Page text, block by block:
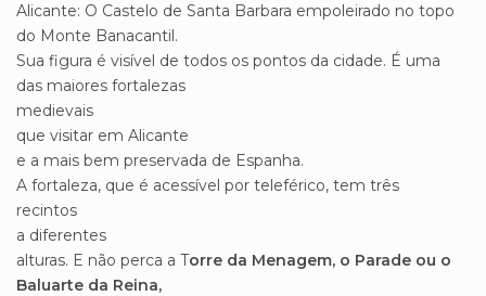
Alicante: O Castelo de Santa Barbara empoleirado no topo
do Monte Banacantil.
Sua figura é visível de todos os pontos da cidade. É uma
das maiores fortalezas
medievais
que visitar em Alicante
e a mais bem preservada de Espanha.
A fortaleza, que é acessível por teleférico, tem três
recintos
a diferentes
alturas. E não perca a Torre da Menagem, o Parade ou o
Baluarte da Reina,